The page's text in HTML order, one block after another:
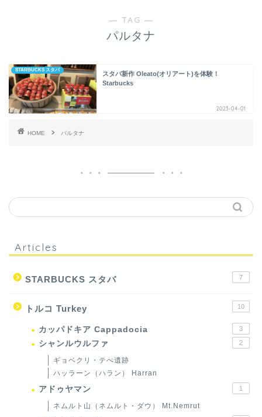
― TAG ―
パルタナ
STARBUCKS スタバ
スタバ新作 Oleato(オリアート)を体験！
Starbucks
2023-04-01
HOME パルタナ
Articles
STARBUCKS スタバ 7
トルコ Turkey 10
カッパドキア Cappadocia 3
シャンルウルファ 2
ギョベクリ・テぺ遺跡
ハッラーン（ハラン） Harran
アドゥヤマン 1
ネムルト山（ネムルト・ダウ） Mt.Nemrut